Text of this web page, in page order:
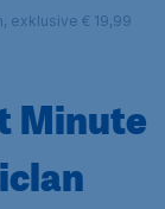
exklusive € 19,99
Minute